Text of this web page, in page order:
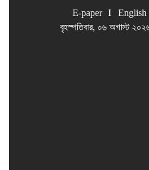
E-paper
English
বৃহস্পতিবার, ০৬ অগাস্ট